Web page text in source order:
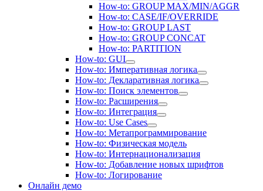
How-to: GROUP MAX/MIN/AGGR
How-to: CASE/IF/OVERRIDE
How-to: GROUP LAST
How-to: GROUP CONCAT
How-to: PARTITION
How-to: GUI
How-to: Императивная логика
How-to: Декларативная логика
How-to: Поиск элементов
How-to: Расширения
How-to: Интеграция
How-to: Use Cases
How-to: Метапрограммирование
How-to: Физическая модель
How-to: Интернационализация
How-to: Добавление новых шрифтов
How-to: Логирование
Онлайн демо